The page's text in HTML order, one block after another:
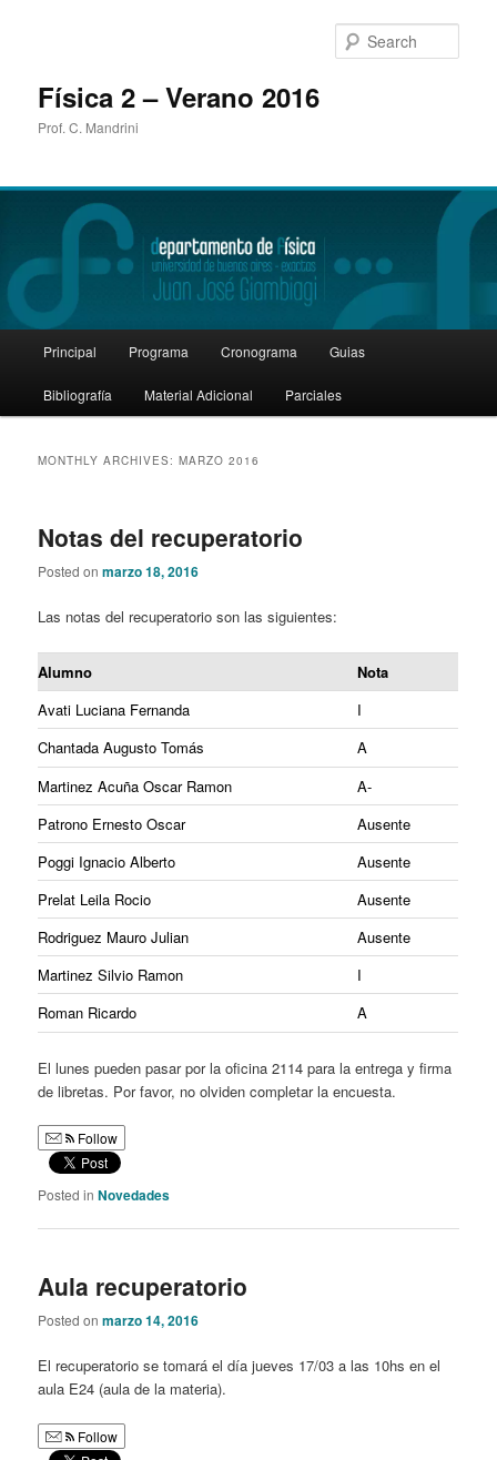
Física 2 – Verano 2016
Prof. C. Mandrini
Skip
to
Skip
to
Principal Programa Cronograma Guias
Bibliografía Material Adicional Parciales
MONTHLY ARCHIVES:MARZO 2016
Notas del recuperatorio
Posted onmarzo 18, 2016
Las notas del recuperatorio son las siguientes:
Alumno
Nota
Avati Luciana Fernanda
I
Chantada Augusto Tomás
A
Martinez Acuña Oscar Ramon
A-
Patrono Ernesto Oscar
Ausente
Poggi Ignacio Alberto
Ausente
Prelat Leila Rocio
Ausente
Rodriguez Mauro Julian
Ausente
Martinez Silvio Ramon
I
Roman Ricardo
A
El lunes pueden pasar por la oficina 2114 para la entrega y firma
de libretas. Por favor, no olviden completar la encuesta.
Follow
Posted in Novedades
Aula recuperatorio
Posted onmarzo 14, 2016
El recuperatorio se tomará el día jueves 17/03 a las 10hs en el
aula E24 (aula de la materia).
Follow